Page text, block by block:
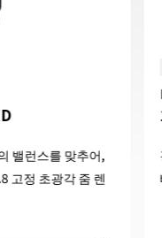
밸런스를 맞추어,
고정 초광각 줌 렌